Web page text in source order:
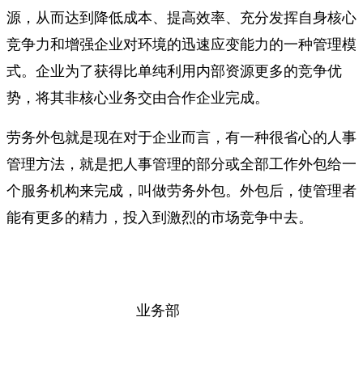
源，从而达到降低成本、提高效率、充分发挥自身核心
竞争力和增强企业对环境的迅速应变能力的一种管理模
式。企业为了获得比单纯利用内部资源更多的竞争优
势，将其非核心业务交由合作企业完成。
劳务外包就是现在对于企业而言，有一种很省心的人事
管理方法，就是把人事管理的部分或全部工作外包给一
个服务机构来完成，叫做劳务外包。外包后，使管理者
能有更多的精力，投入到激烈的市场竞争中去。
业务部